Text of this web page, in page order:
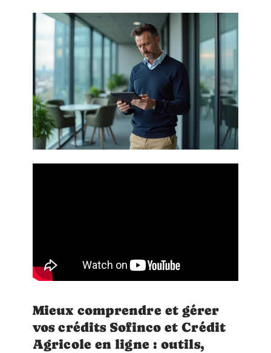
Mieux comprendre et gérer
vos crédits Sofinco et Crédit
Agricole en ligne : outils,